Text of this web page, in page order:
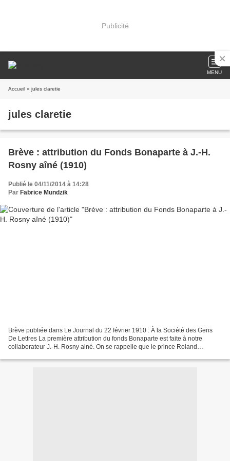
Publicité
MENU
Accueil » jules claretie
jules claretie
Brève : attribution du Fonds Bonaparte à J.-H.
Rosny aîné (1910)
Publié le 04/11/2014 à 14:28
Par Fabrice Mundzik
Brève publiée dans Le Journal du 22 février 1910 : À la Société des Gens
De Lettres La première attribution du fonds Bonaparte est faite à notre
collaborateur J.-H. Rosny ainé. On se rappelle que le prince Roland